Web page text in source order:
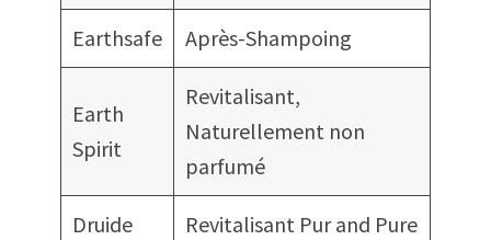
Earthsafe Après-Shampoing
Earth
Spirit
Revitalisant,
Naturellement non
parfumé
Druide Revitalisant Pur and Pure